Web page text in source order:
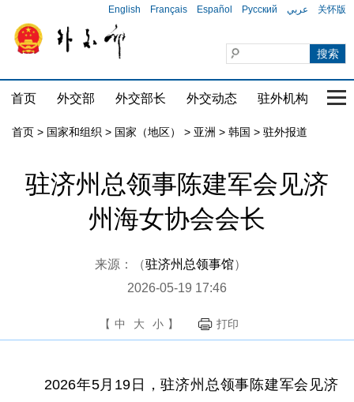
English Français Español Русский عربي 关怀版
首页 外交部 外交部长 外交动态 驻外机构 国
首页 > 国家和组织 > 国家（地区） > 亚洲 > 韩国 > 驻外报道
驻济州总领事陈建军会见济
州海女协会会长
来源：（驻济州总领事馆）
2026-05-19 17:46
【 中 大 小 】 打印
2026年5月19日，驻济州总领事陈建军会见济